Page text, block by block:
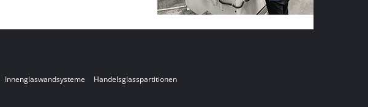
Innenglaswandsysteme Handelsglasspartitionen